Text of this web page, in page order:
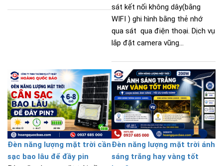
sát kết nối không dây(bằng
WIFI ) ghi hình bằng thẻ nhớ
qua sát qua điện thoại. Dịch vụ
lắp đặt camera vũng...
Đèn năng lượng mặt trời cần
sạc bao lâu để đầy pin
Đèn năng lượng mặt trời ánh
sáng trắng hay vàng tốt